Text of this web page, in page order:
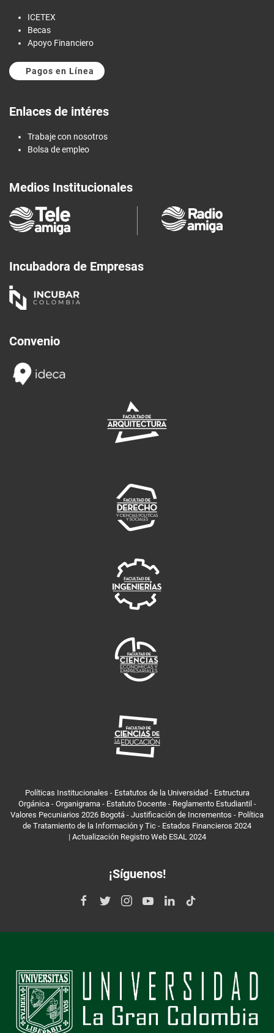
ICETEX
Becas
Apoyo Financiero
Pagos en Línea
Enlaces de intéres
Trabaje con nosotros
Bolsa de empleo
Medios Institucionales
Incubadora de Empresas
Convenio
Políticas Institucionales - Estatutos de la Universidad - Estructura
Orgánica- Organigrama- Estatuto Docente- Reglamento Estudiantil -
Valores Pecuniarios 2026 Bogotá - Justificación de Incrementos - Política
de Tratamiento de la Información y Tic - Estados Financieros 2024
| Actualización Registro Web ESAL 2024
¡Síguenos!